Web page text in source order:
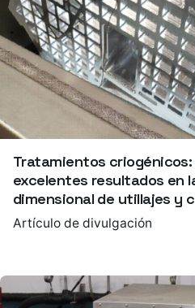
Tratamientos
excelentes resultados en
dimensional de utillajes y
Artículo de divulgación